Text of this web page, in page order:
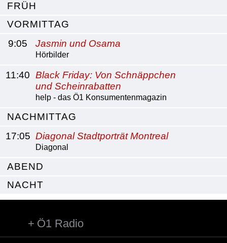
FRÜH
VORMITTAG
9:05
Jasmin und Osama
Hörbilder
11:40 Black Friday: Von Schnäppchen
und Scheinrabatten
help - das Ö1 Konsumentenmagazin
NACHMITTAG
17:05 Diagonal Stadtporträt Montreal
Diagonal
ABEND
NACHT
Ö1 Radio